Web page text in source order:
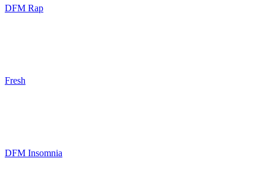
DFM Rap
Fresh
DFM Insomnia